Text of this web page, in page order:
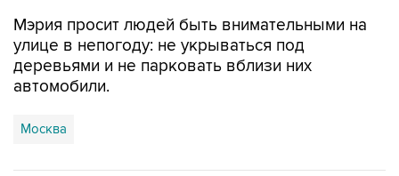
Мэрия просит людей быть внимательными на
улице в непогоду: не укрываться под
деревьями и не парковать вблизи них
автомобили.
Москва